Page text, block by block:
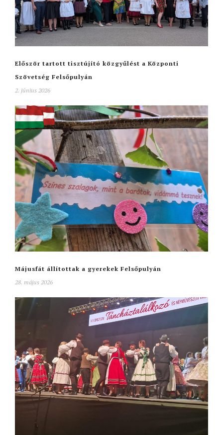
Először tartott tisztújító közgyűlést a Központi
Szövetség Felsőpulyán
2. június 2026
Májusfát állítottak a gyerekek Felsőpulyán
28. május 2026